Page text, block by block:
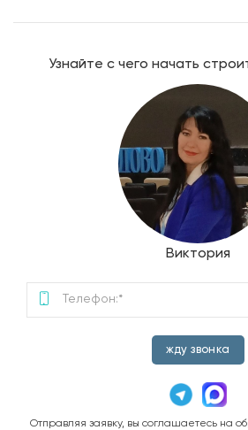
Узнайте с чего начать
Виктория
жду звонка
Отправляя заявку, вы соглашаетесь на